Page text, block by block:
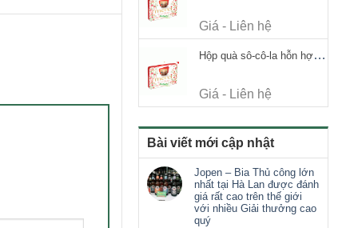
Giá - Liên hệ
Hộp quà sô-cô-la hỗn hợp Merci Finest Selection 250g thiếc
Giá - Liên hệ
Bài viết mới cập nhật
Jopen – Bia Thủ công lớn
nhất tại Hà Lan được đánh
giá rất cao trên thế giới
với nhiều Giải thưởng cao
quý